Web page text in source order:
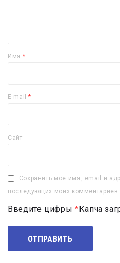
Имя *
E-mail*
Сайт
Сохранить моё имя, email и
последующих моих комментариев.
Введите цифры * Капча